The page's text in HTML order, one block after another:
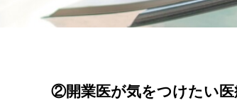
②開業医が気をつけたい医